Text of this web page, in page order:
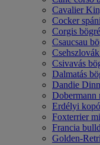
Cavalier
Cocker
Corgis
Csaucsau
Csivavás
Dalmatás
Dandie
Dobermann
Erdélyi
Foxterrier
Francia
Golden-